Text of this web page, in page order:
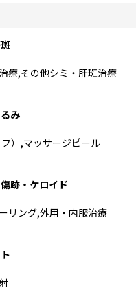
療,その他シミ・肝斑治療
み
）,マッサージピール
跡・ケロイド
リング,外用・内服治療